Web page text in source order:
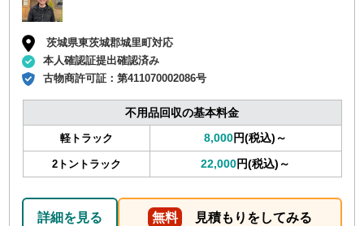
茨城県東茨城郡城里町対応
本人確認証提出確認済み
古物商許可証：第411070002086号
不用品回収の基本料金
軽トラック 8,000円(税込)～
2トントラック 22,000円(税込)～
詳細を見る 無料 見積もりをしてみる